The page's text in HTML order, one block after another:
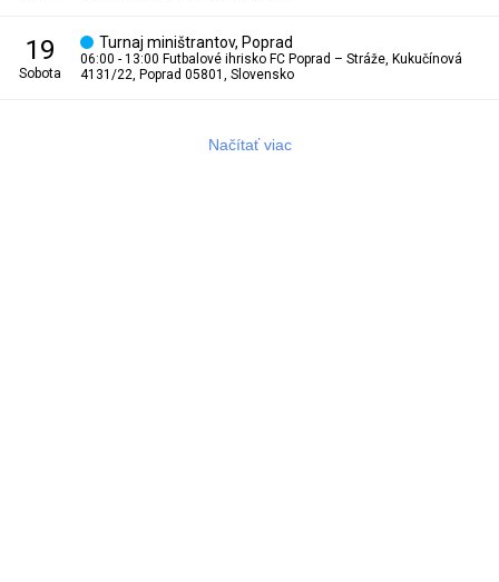
19
sobota
Turnaj miništrantov, Poprad
06:00 - 13:00 Futbalové ihrisko FC Poprad – Stráže, Kukučínová
4131/22, Poprad 05801, Slovensko
Načítať viac